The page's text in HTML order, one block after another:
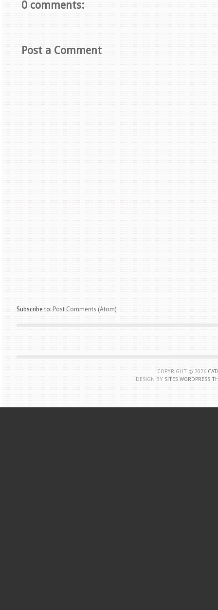
0 comments:
Post a Comment
Subscribe to: Post Comments (Atom)
COPYRIGHT © 2026
DESIGN BY SITE5 WORDPRESS